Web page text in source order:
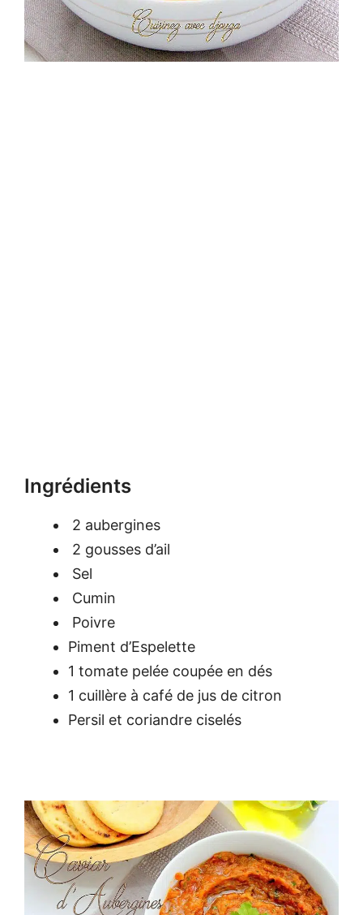
Ingrédients
2 aubergines
2 gousses d’ail
Sel
Cumin
Poivre
Piment d’Espelette
1 tomate pelée coupée en dés
1 cuillère à café de jus de citron
Persil et coriandre ciselés